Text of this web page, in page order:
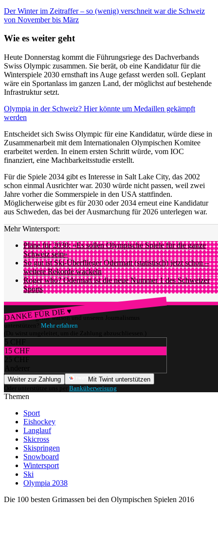
Der Winter im Zeitraffer – so (wenig) verschneit war die Schweiz
von November bis März
Wie es weiter geht
Heute Donnerstag kommt die Führungsriege des Dachverbands
Swiss Olympic zusammen. Sie berät, ob eine Kandidatur für die
Winterspiele 2030 ernsthaft ins Auge gefasst werden soll. Geplant
wäre ein Sportanlass im ganzen Land, der möglichst auf bestehende
Infrastruktur setzt.
Olympia in der Schweiz? Hier könnte um Medaillen gekämpft
werden
Entscheidet sich Swiss Olympic für eine Kandidatur, würde diese in
Zusammenarbeit mit dem Internationalen Olympischen Komitee
erarbeitet werden. In einem ersten Schritt würde, vom IOC
finanziert, eine Machbarkeitsstudie erstellt.
Für die Spiele 2034 gibt es Interesse in Salt Lake City, das 2002
schon einmal Ausrichter war. 2030 würde nicht passen, weil zwei
Jahre vorher die Sommerspiele in den USA stattfinden.
Möglicherweise gibt es für 2030 oder 2034 erneut eine Kandidatur
aus Schweden, das bei der Ausmarchung für 2026 unterlegen war.
Mehr Wintersport:
Pläne für 2030: «Es sollen Olympische Spiele für die ganze
Schweiz sein»
So gut ist Ski-Überflieger Odermatt (statistisch) jetzt schon –
weitere Rekorde wackeln
Roger who? Odermatt ist die neue Nummer 1 des Schweizer
Sports
DANKE FÜR DIE ♥
Würdest du gerne watson und unseren Journalismus
unterstützen? Mehr erfahren
(Du wirst umgeleitet, um die Zahlung abzuschliessen.)
5 CHF
15 CHF
25 CHF
Anderer
Weiter zur Zahlung
Mit Twint unterstützen
Oder unterstütze uns per Banküberweisung
Themen
Sport
Eishockey
Langlauf
Skicross
Skispringen
Snowboard
Wintersport
Ski
Olympia 2038
Die 100 besten Grimassen bei den Olympischen Spielen 2016